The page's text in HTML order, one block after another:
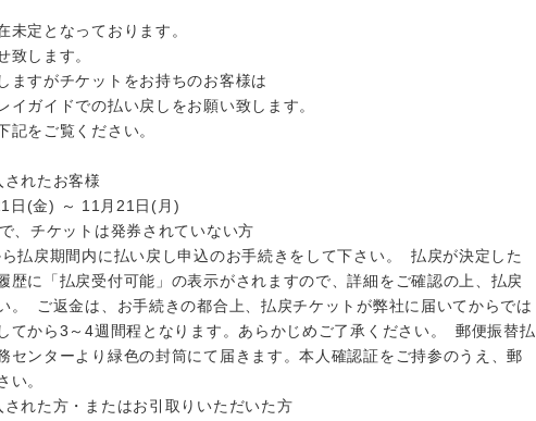
未定となっております。
致します。
ますがチケットをお持ちのお客様は
イガイドでの払い戻しをお願い致します。
記をご覧ください。
れたお客様
日(金) ～ 11月21日(月)
、チケットは発券されていない方
払戻期間内に払い戻し申込のお手続きをして下さい。 払戻が決定した
歴に「払戻受付可能」の表示がされますので、詳細をご確認の上、払戻
。 ご返金は、お手続きの都合上、払戻チケットが弊社に届いてからでは
てから3～4週間程となります。あらかじめご了承ください。 郵便振替払
センターより緑色の封筒にて届きます。本人確認証をご持参のうえ、郵
い。
れた方・またはお引取りいただいた方